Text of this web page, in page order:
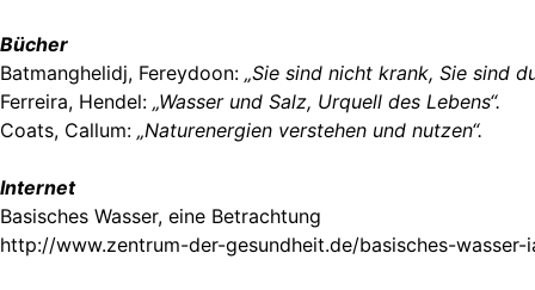
Bücher
Batmanghelidj, Fereydoon: „Sie sind nicht krank, Sie sind
Ferreira, Hendel: „Wasser und Salz, Urquell des Lebens“.
Coats, Callum: „Naturenergien verstehen und nutzen“.
Internet
Basisches Wasser, eine Betrachtung
http://www.zentrum-der-gesundheit.de/basisches-wasser-